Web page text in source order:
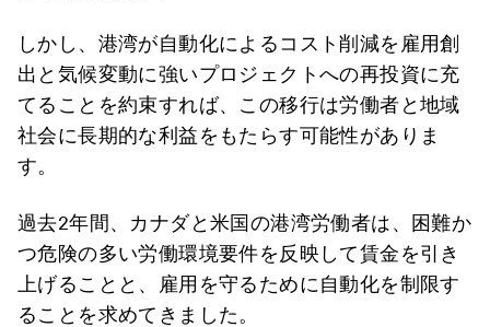
しかし、港湾が自動化によるコスト削減を雇用創
出と気候変動に強いプロジェクトへの再投資に充
てることを約束すれば、この移行は労働者と地域
社会に長期的な利益をもたらす可能性がありま
す。
過去2年間、カナダと米国の港湾労働者は、困難か
つ危険の多い労働環境要件を反映して賃金を引き
上げることと、雇用を守るために自動化を制限す
ることを求めてきました。